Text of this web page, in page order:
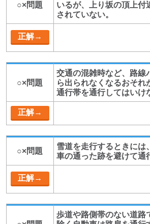
○×問題
いるが、上り坂の頂上付
されていない。
○×問題
交通の混雑時など、路線
ら出られなくなるおそれ
通行帯を通行してはいけ
○×問題
雪道を走行するときには
車の通った跡を避けて通
歩道や路側帯のない道路